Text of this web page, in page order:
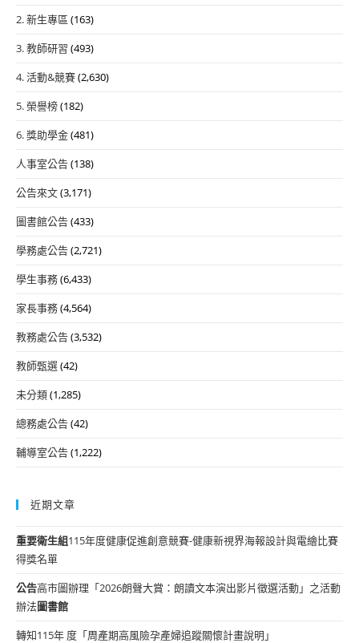
2. 新生專區 (163)
3. 教師研習 (493)
4. 活動&競賽(2,630)
5. 榮譽榜(182)
6. 獎助學金(481)
人事室公告(138)
公告來文(3,171)
圖書館公告(433)
學務處公告(2,721)
學生事務(6,433)
家長事務(4,564)
教務處公告(3,532)
教師甄選(42)
未分類(1,285)
總務處公告(42)
輔導室公告(1,222)
近期文章
重要衛生組115年度健康促進創意競賽-健康新視界海報設計與電繪比賽
得獎名單
公告高市圖辦理「2026朗聲大賞：朗讀文本演出影片徵選活動」之活動
辦法圖書館
轉知115年 度「周產期高風險孕產婦追蹤關懷計畫說明」